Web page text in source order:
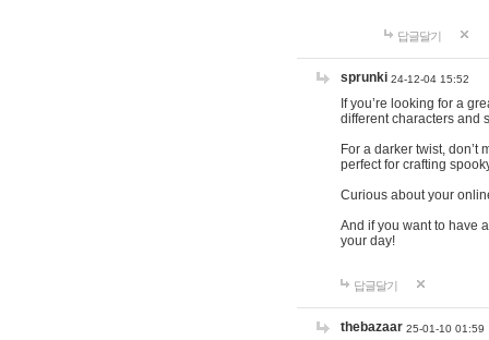
답글달기
sprunki 24-12-04 15:52
If you’re looking for a
different characters and
For a darker twist, don’t
perfect for crafting
Curious about your
And if you want to have
your day!
답글달기
thebazaar 25-01-10 01:59